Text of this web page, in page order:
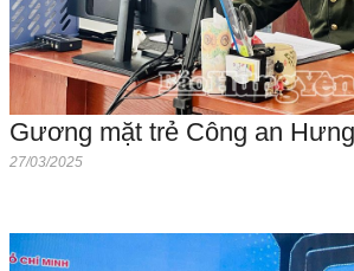
Gương mặt trẻ Công an
27/03/2025